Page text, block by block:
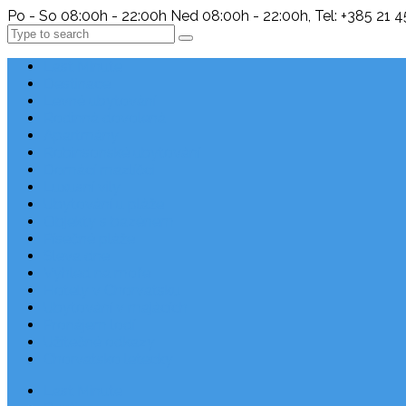
Po - So 08:00h - 22:00h Ned 08:00h - 22:00h, Tel: +385 21
Search